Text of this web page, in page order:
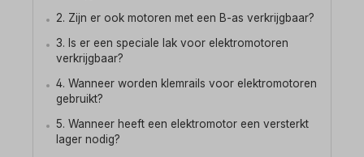
2. Zijn er ook motoren met een B-as verkrijgbaar?
3. Is er een speciale lak voor elektromotoren
verkrijgbaar?
4. Wanneer worden klemrails voor elektromotoren
gebruikt?
5. Wanneer heeft een elektromotor een versterkt
lager nodig?